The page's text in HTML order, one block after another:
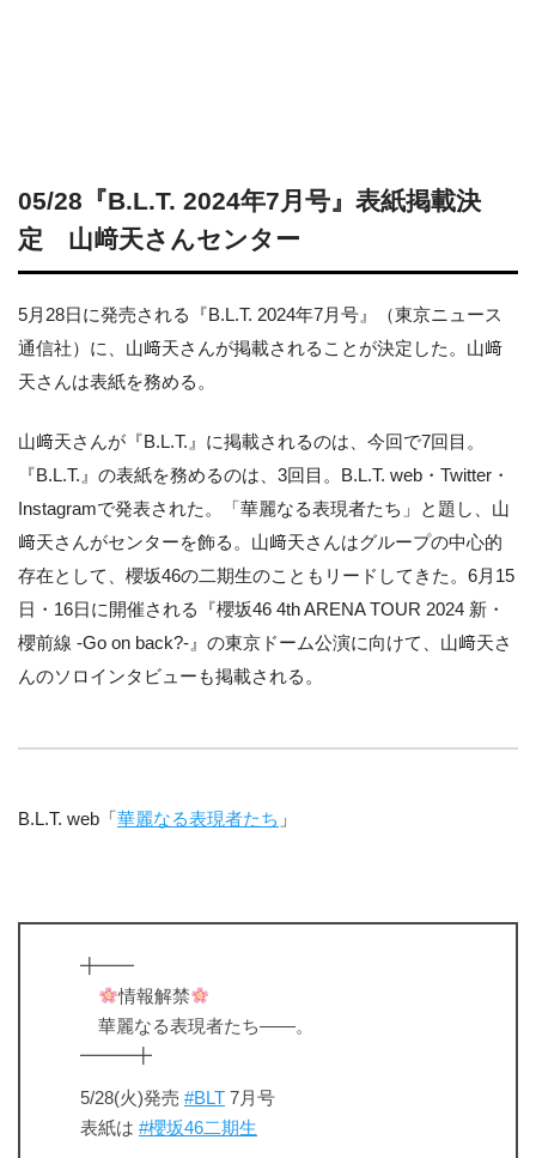
05/28『B.L.T. 2024年7月号』表紙掲載決
定 山﨑天さんセンター
5月28日に発売される『B.L.T. 2024年7月号』（東京ニュース
通信社）に、山﨑天さんが掲載されることが決定した。山﨑
天さんは表紙を務める。
山﨑天さんが『B.L.T.』に掲載されるのは、今回で7回目。
『B.L.T.』の表紙を務めるのは、3回目。B.L.T. web・Twitter・
Instagramで発表された。「華麗なる表現者たち」と題し、山
﨑天さんがセンターを飾る。山﨑天さんはグループの中心的
存在として、櫻坂46の二期生のこともリードしてきた。6月15
日・16日に開催される『櫻坂46 4th ARENA TOUR 2024 新・
櫻前線 -Go on back?-』の東京ドーム公演に向けて、山﨑天さ
んのソロインタビューも掲載される。
B.L.T. web「 華麗なる表現者たち 」
╋━━
情報解禁
華麗なる表現者たち――。
━━━╋
5/28(火)発売 #BLT 7月号
表紙は #櫻坂46二期生